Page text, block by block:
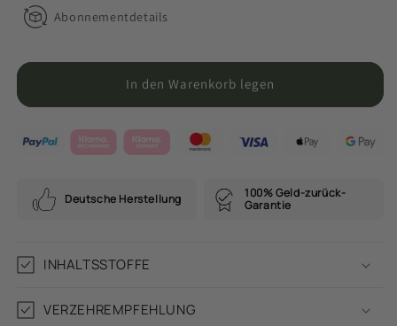
Abonnementdetails
In den Warenkorb legen
Deutsche Herstellung
100% Geld-zurück-
Garantie
INHALTSSTOFFE
VERZEHREMPFEHLUNG